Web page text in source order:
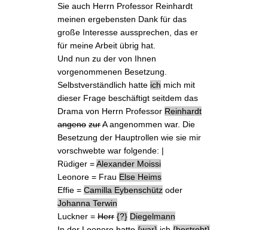
Sie auch Herrn Professor Reinhardt
meinen ergebensten Dank für das
große Interesse aussprechen, das er
für meine Arbeit übrig hat.
Und nun zu der von Ihnen
vorgenommenen Besetzung
Selbstverständlich hatte ich mich mit
dieser Frage beschäftigt seitdem das
Drama von Herrn Professor Reinhardt
angeno zurAangenommen war. Die
Besetzung der Hauptrollen wie sie mir
vorschwebte war folgende: |
Rüdiger =Alexander Moissi
Leonore = Frau Else Heims
Effie =Camilla Eybenschütz oder
Johanna Terwin
Luckner =Herr ?
Diegelmann